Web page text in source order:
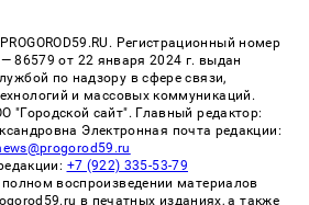
Регистрационный номер
от 22 января 2024 г. выдан
по надзору в сфере связи,
и массовых коммуникаций.
"Городской сайт". Главный редактор:
Электронная почта редакции:
+7 (922) 335-53-79
воспроизведении материалов
в печатных изданиях, а также